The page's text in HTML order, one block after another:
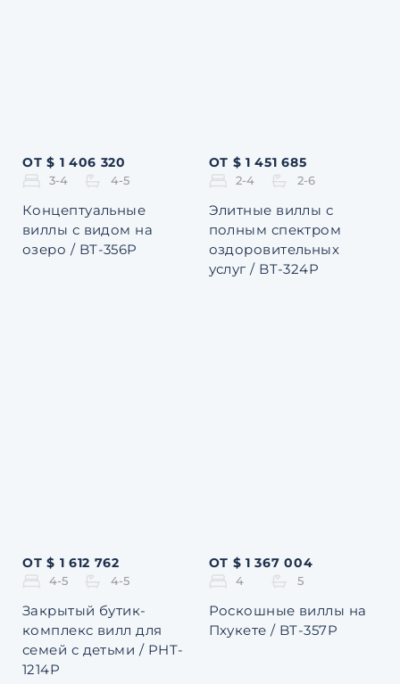
ОТ $ 1 406 320
3-4 4-5
Концептуальные
виллы с видом на
озеро / BT-356P
ОТ $ 1 451 685
2-4 2-6
Элитные виллы с
полным спектром
оздоровительных
услуг / BT-324P
ОТ $ 1 612 762
4-5 4-5
Закрытый бутик-
комплекс вилл для
семей с детьми / PHT-
1214P
ОТ $ 1 367 004
4 5
Роскошные виллы на
Пхукете / BT-357P